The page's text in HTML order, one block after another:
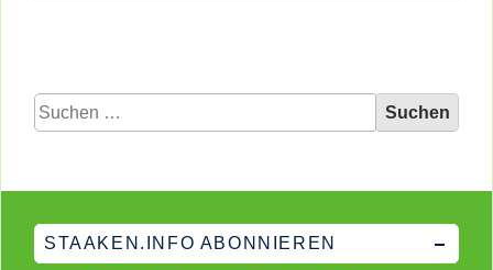
Suchen
nach:
STAAKEN.INFO ABONNIEREN